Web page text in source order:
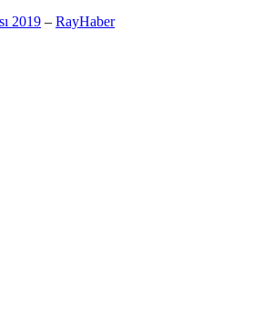
2019 – RayHaber